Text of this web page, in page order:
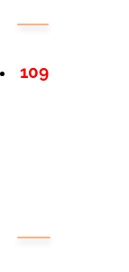
109